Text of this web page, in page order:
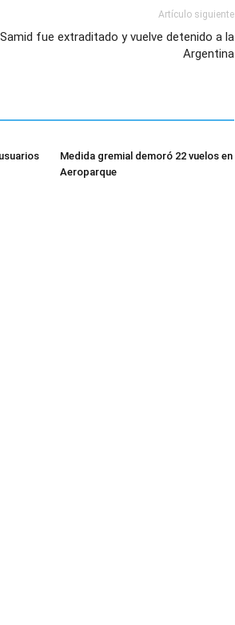
Artículo siguiente
Samid fue extraditado y vuelve detenido a la
Argentina
Medida gremial demoró 22 vuelos en
Aeroparque